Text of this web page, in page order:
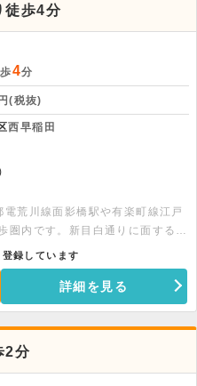
徒歩4分
4分
円(税抜)
西早稲田
荒川線面影橋駅や有楽町線江戸
圏内です。新目白通りに面する貸
です。ガラス張りで入りやすいで
録しています
詳細を見る
2分